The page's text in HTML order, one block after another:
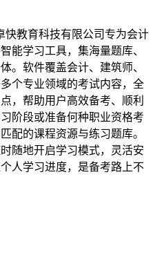
快教育科技有限公司专为会计
能学习工具，集海量题库、
。软件覆盖会计、建筑师、
个专业领域的考试内容，全
，帮助用户高效备考、顺利
阶段或准备何种职业资格考
配的课程资源与练习题库。
随地开启学习模式，灵活安
人学习进度，是备考路上不